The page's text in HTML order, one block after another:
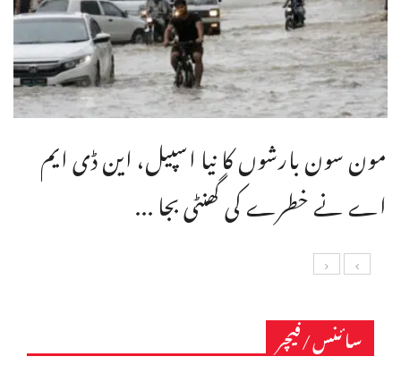
مون سون بارشوں کا نیا اسپیل، این ڈی ایم
اے نے خطرے کی گھنٹی بجا ...
سائنس/فیچر